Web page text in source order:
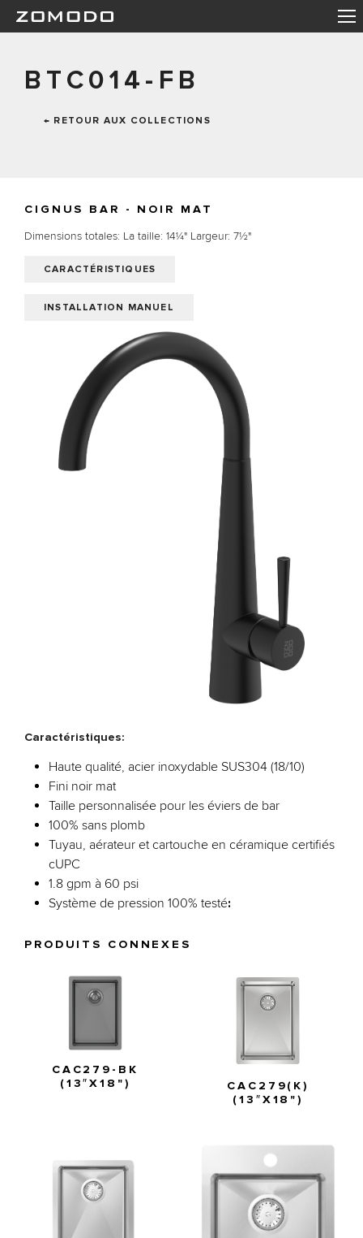
BTC014-FB
← RETOUR AUX COLLECTIONS
Caractéristiques:
Haute qualité, acier inoxydable SUS304 (18/10)
Fini noir mat
Taille personnalisée pour les éviers de bar
100% sans plomb
Tuyau, aérateur et cartouche en céramique certifiés
cUPC
1.8 gpm à 60 psi
Système de pression 100% testé:
CIGNUS BAR - NOIR MAT
Dimensions totales: La taille: 14¼" Largeur: 7½"
CARACTÉRISTIQUES
INSTALLATION MANUEL
PRODUITS CONNEXES
CAC279-BK
(13″X18")
CAC279(K)
(13″X18")